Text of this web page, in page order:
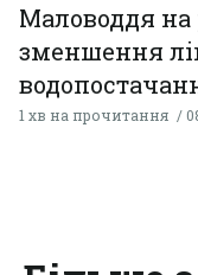
Маловоддя на
зменшення
1 хв на прочитання